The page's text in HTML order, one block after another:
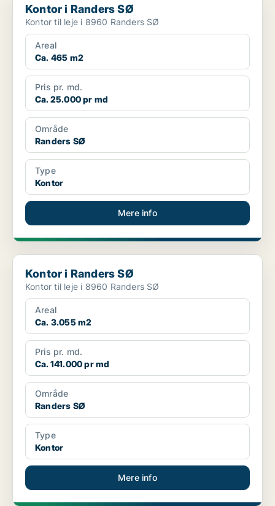
Kontor i Randers SØ
Kontor til leje i 8960 Randers SØ
Areal
Ca. 465 m2
Pris pr. md.
Ca. 25.000 pr md
Område
Randers SØ
Type
Kontor
Mere info
Kontor i Randers SØ
Kontor i Randers SØ
Kontor til leje i 8960 Randers SØ
Areal
Ca. 3.055 m2
Pris pr. md.
Ca. 141.000 pr md
Område
Randers SØ
Type
Kontor
Mere info